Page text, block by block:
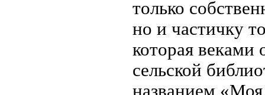
только
но и частичку
которая
сельской
названием «Моя